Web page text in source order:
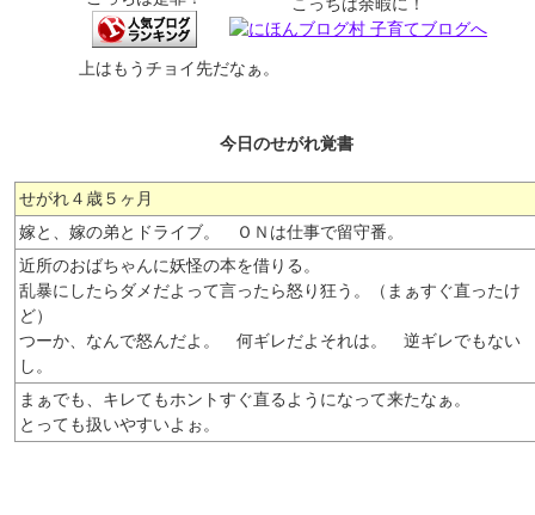
上はもうチョイ先だなぁ。
今日のせがれ覚書
せがれ４歳５ヶ月
嫁と、嫁の弟とドライブ。 ＯＮは仕事で留守番。
近所のおばちゃんに妖怪の本を借りる。
乱暴にしたらダメだよって言ったら怒り狂う。（まぁすぐ直ったけ
ど）
つーか、なんで怒んだよ。 何ギレだよそれは。 逆ギレでもない
し。
まぁでも、キレてもホントすぐ直るようになって来たなぁ。
とっても扱いやすいよぉ。